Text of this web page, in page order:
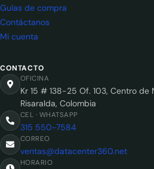
Guías de compra
Contáctanos
Mi cuenta
CONTACTO
OFICINA
Kr 15 # 138-25 Of. 103, Centro de
Risaralda, Colombia
CEL · WHATSAPP
315 550-7584
CORREO
ventas@datacenter360.net
HORARIO